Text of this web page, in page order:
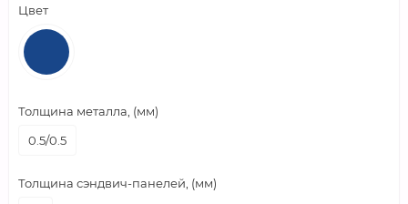
Цвет
Толщина металла, (мм)
0.5/0.5
Толщина сэндвич-панелей, (мм)